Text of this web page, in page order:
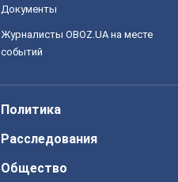
Документы
Журналисты OBOZ.UA на месте
событий
Политика
Расследования
Общество